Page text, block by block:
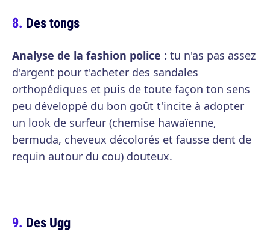
Des tongs
Analyse de la fashion police : tu n'as pas assez
d'argent pour t'acheter des sandales
orthopédiques et puis de toute façon ton sens
peu développé du bon goût t'incite à adopter
un look de surfeur (chemise hawaïenne,
bermuda, cheveux décolorés et fausse dent de
requin autour du cou) douteux.
Des Ugg